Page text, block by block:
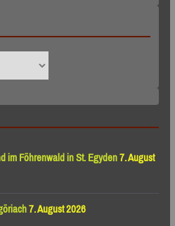
im Föhrenwald in St. Egyden7. August
7. August 2026